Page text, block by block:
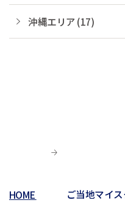
沖縄エリア (17)
HOME ご当地マイ